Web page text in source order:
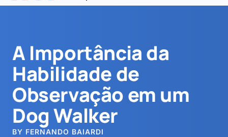
A Importância da
Habilidade de
Observação em um
Dog Walker
BY FERNANDO BAIARDI